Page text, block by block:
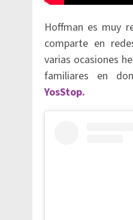
Hoffman es muy
comparte en
varias ocasiones
familiares en
YosStop.